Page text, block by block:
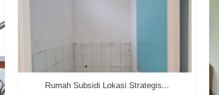
Rumah Subsidi Lokasi Strategis...